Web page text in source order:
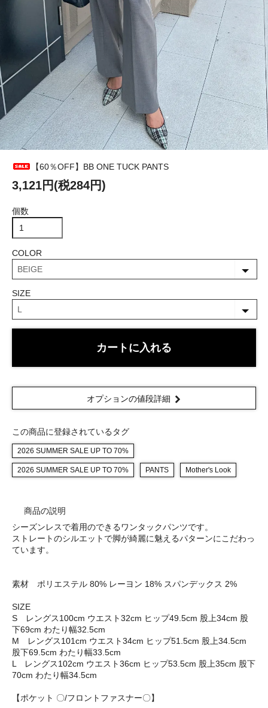
【60％OFF】BB ONE TUCK PANTS
3,121円(税284円)
個数
COLOR
SIZE
カートに入れる
オプションの値段詳細
この商品に登録されているタグ
2026 SUMMER SALE UP TO 70%
2026 SUMMER SALE UP TO 70% PANTS Mother's Look
商品の説明
シーズンレスで着用のできるワンタックパンツです。
ストレートのシルエットで脚が綺麗に魅えるパターンにこだわっ
ています。
素材 ポリエステル 80% レーヨン 18% スパンデックス 2%
SIZE
S レングス100cm ウエスト32cm ヒップ49.5cm 股上34cm 股
下69cm わたり幅32.5cm
M レングス101cm ウエスト34cm ヒップ51.5cm 股上34.5cm
股下69.5cm わたり幅33.5cm
L レングス102cm ウエスト36cm ヒップ53.5cm 股上35cm 股下
70cm わたり幅34.5cm
【ポケット 〇/フロントファスナー〇】